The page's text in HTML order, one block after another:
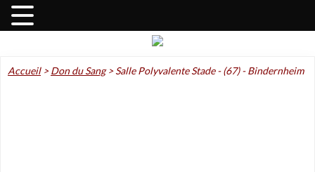
Accueil>Don du Sang>Salle Polyvalente Stade - (67) - Bindernheim